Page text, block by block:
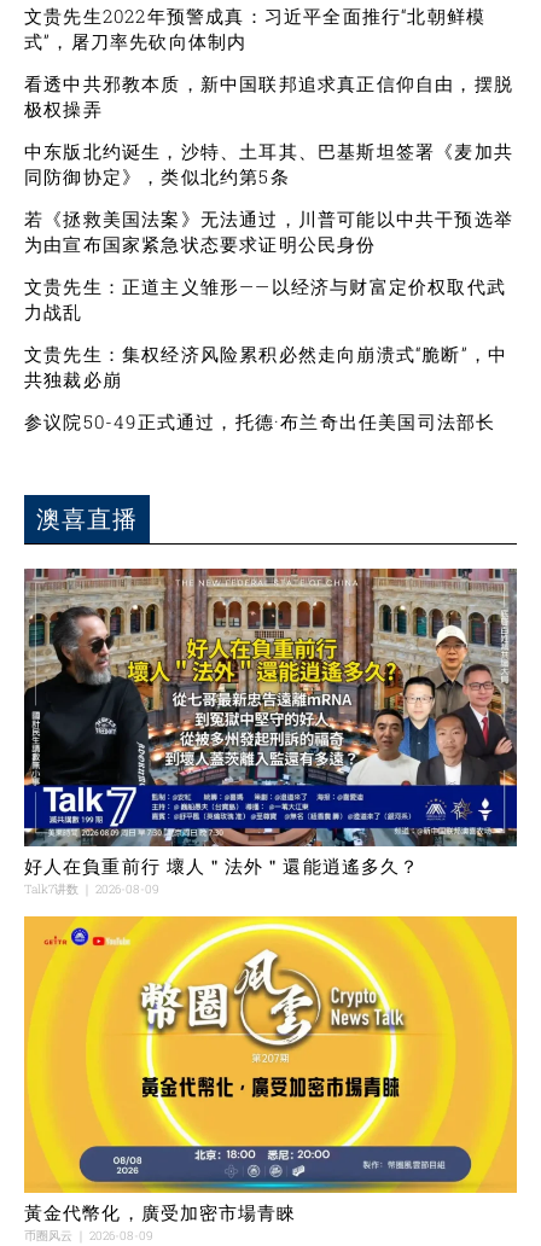
文贵先生2022年预警成真：习近平全面推行“北朝鲜模
式”，屠刀率先砍向体制内
看透中共邪教本质，新中国联邦追求真正信仰自由，摆脱
极权操弄
中东版北约诞生，沙特、土耳其、巴基斯坦签署《麦加共
同防御协定》，类似北约第5条
若《拯救美国法案》无法通过，川普可能以中共干预选举
为由宣布国家紧急状态要求证明公民身份
文贵先生：正道主义雏形——以经济与财富定价权取代武
力战乱
文贵先生：集权经济风险累积必然走向崩溃式“脆断”，中
共独裁必崩
参议院50-49正式通过，托德·布兰奇出任美国司法部长
澳喜直播
好人在負重前行 壞人＂法外＂還能逍遙多久？
Talk7讲数 2026-08-09
黃金代幣化，廣受加密市場青睞
币圈风云 2026-08-09